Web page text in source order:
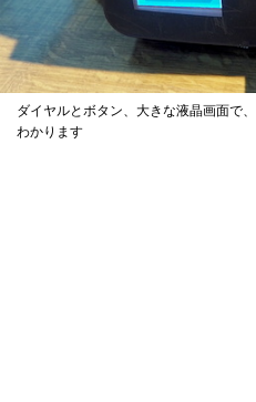
ダイヤルとボタン、大きな液晶画面で
わかります